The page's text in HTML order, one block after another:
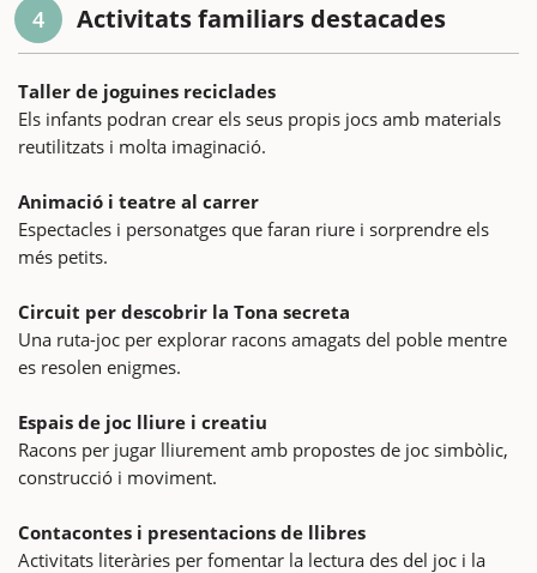
4 Activitats familiars destacades
Taller de joguines reciclades
Els infants podran crear els seus propis jocs amb materials
reutilitzats i molta imaginació.
Animació i teatre al carrer
Espectacles i personatges que faran riure i sorprendre els
més petits.
Circuit per descobrir la Tona secreta
Una ruta-joc per explorar racons amagats del poble mentre
es resolen enigmes.
Espais de joc lliure i creatiu
Racons per jugar lliurement amb propostes de joc simbòlic,
construcció i moviment.
Contacontes i presentacions de llibres
Activitats literàries per fomentar la lectura des del joc i la